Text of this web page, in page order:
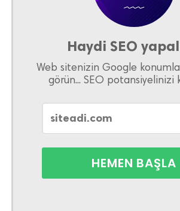
Haydi SEO
Web sitenizin Google
görün... SEO potansiyelinizi